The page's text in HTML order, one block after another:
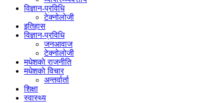
विज्ञान-प्रविधि
टेक्नोलोजी
इतिहास
विज्ञान-प्रविधि
जनआवाज
टेक्नोलोजी
मधेशकाे राजनीति
मधेशकाे विचार
अन्तर्वार्ता
शिक्षा
स्वास्थ्य